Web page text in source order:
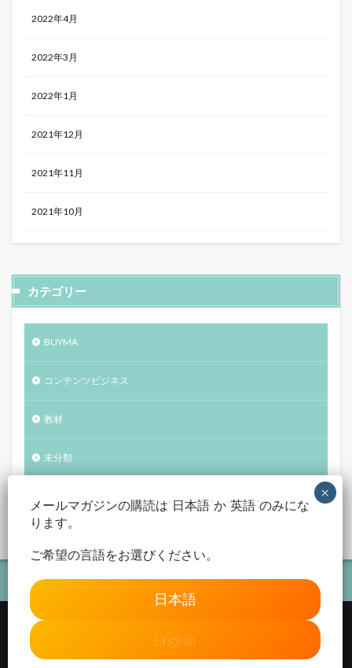
2022年4月
2022年3月
2022年1月
2021年12月
2021年11月
2021年10月
カテゴリー
BUYMA
コンテンツビジネス
教材
未分類
© Copyright 2026 Atelier Improve
メールマガジンの購読は“日本語”か“英語”のみにな
ります。
ご希望の言語をお選びください。
日本語
English